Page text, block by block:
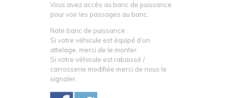
Vous avez accès au banc de puissance
pour voir les passages au banc.
Note banc de puissance :
Si votre véhicule est équipé d’un
attelage, merci de le monter.
Si votre véhicule est rabaissé /
carrosserie modifiée merci de nous le
signaler.